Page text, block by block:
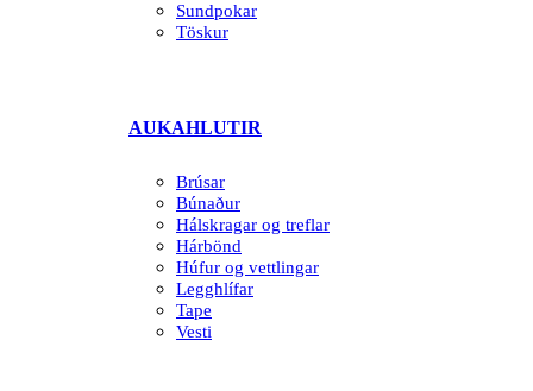
Sundpokar
Töskur
AUKAHLUTIR
Brúsar
Búnaður
Hálskragar og treflar
Hárbönd
Húfur og vettlingar
Legghlífar
Tape
Vesti